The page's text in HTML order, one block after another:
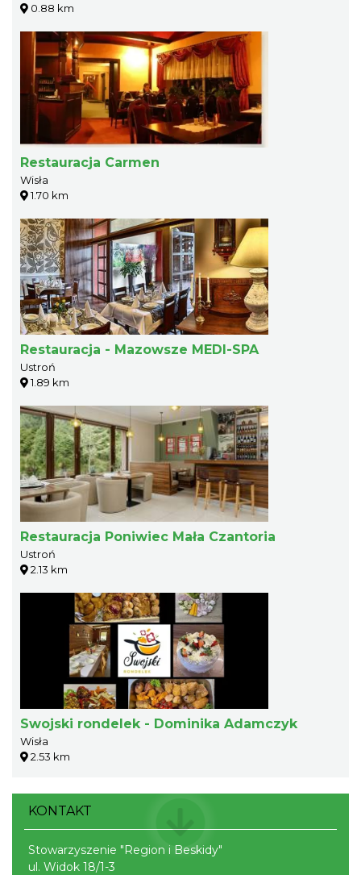
0.88 km
Restauracja Carmen
Wisła
1.70 km
Restauracja - Mazowsze MEDI-SPA
Ustroń
1.89 km
Restauracja Poniwiec Mała Czantoria
Ustroń
2.13 km
Swojski rondelek - Dominika Adamczyk
Wisła
2.53 km
KONTAKT
Stowarzyszenie "Region i Beskidy"
ul. Widok 18/1-3